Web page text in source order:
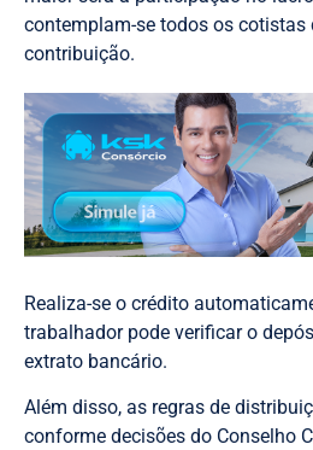
contemplam-se todos os cotistas
contribuição.
Realiza-se o crédito
trabalhador pode verificar o
extrato bancário.
Além disso, as regras de
conforme decisões do Conselho